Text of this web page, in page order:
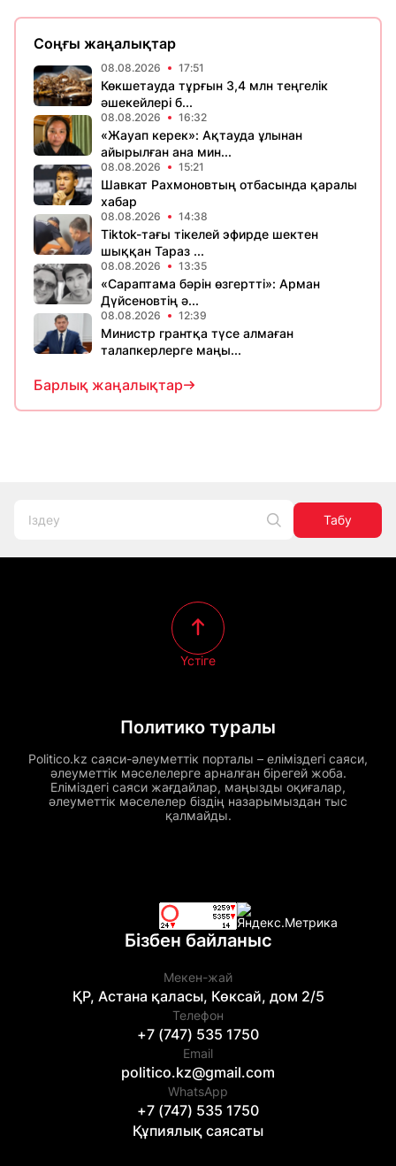
Соңғы жаңалықтар
08.08.2026 17:51
Көкшетауда тұрғын 3,4 млн теңгелік
әшекейлері б...
08.08.2026 16:32
«Жауап керек»: Ақтауда ұлынан
айырылған ана мин...
08.08.2026 15:21
Шавкат Рахмоновтың отбасында қаралы
хабар
08.08.2026 14:38
Tiktok-тағы тікелей эфирде шектен
шыққан Тараз ...
08.08.2026 13:35
«Сараптама бәрін өзгертті»: Арман
Дүйсеновтің ә...
08.08.2026 12:39
Министр грантқа түсе алмаған
талапкерлерге маңы...
Барлық жаңалықтар
Табу
Политико туралы
Politico.kz саяси-әлеуметтік порталы – еліміздегі саяси,
әлеуметтік мәселелерге арналған бірегей жоба.
Еліміздегі саяси жағдайлар, маңызды оқиғалар,
әлеуметтік мәселелер біздің назарымыздан тыс
қалмайды.
Үстіге
Бізбен байланыс
Мекен-жай
ҚР, Астана қаласы, Көксай, дом 2/5
Телефон
+7 (747) 535 1750
Email
politico.kz@gmail.com
WhatsApp
+7 (747) 535 1750
Құпиялық саясаты